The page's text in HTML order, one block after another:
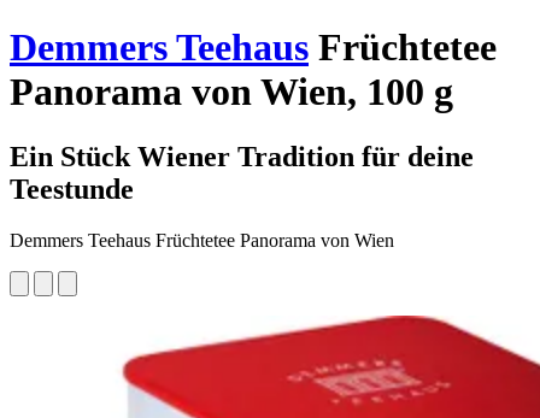
Demmers Teehaus Früchtetee
Panorama von Wien, 100 g
Ein Stück Wiener Tradition für deine
Teestunde
Demmers Teehaus Früchtetee Panorama von Wien